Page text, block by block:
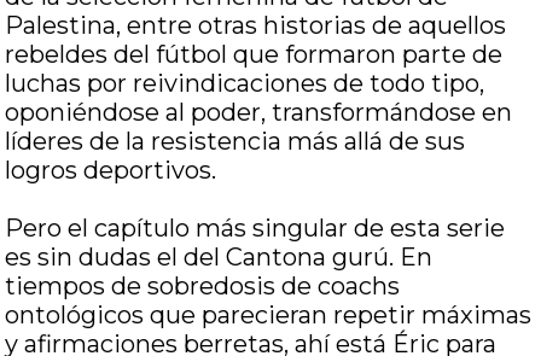
Palestina, entre otras historias de aquellos
rebeldes del fútbol que formaron parte de
luchas por reivindicaciones de todo tipo,
oponiéndose al poder, transformándose en
líderes de la resistencia más allá de sus
logros deportivos.
Pero el capítulo más singular de esta serie
es sin dudas el del Cantona gurú. En
tiempos de sobredosis de coachs
ontológicos que parecieran repetir máximas
y afirmaciones berretas, ahí está Éric para